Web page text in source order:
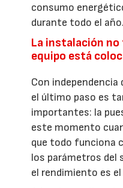
consumo
durante todo el año.
La instalación
equipo está
Con independencia
el último paso es
importantes: la
este momento
que todo funciona
los parámetros del
el rendimiento es el